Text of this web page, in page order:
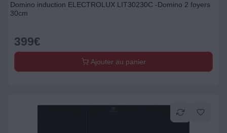
Domino induction ELECTROLUX LIT30230C -Domino 2 foyers
30cm
399€
Ajouter au panier